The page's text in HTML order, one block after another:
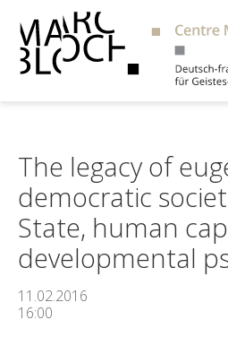
The legacy of
democratic
State, human
developmental
11.02.2016
16:00